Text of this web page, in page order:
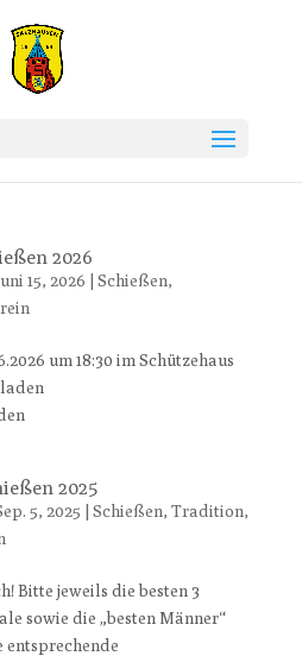
2026
15, 2026 Schießen,
um 18:30 im Schützehaus
2025
5, 2025 Schießen, Tradition,
Bitte jeweils die besten 3
sowie die „besten Männer“
entsprechende